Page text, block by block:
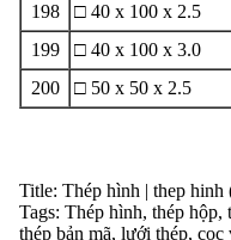
198
□ 40 x 100 x 2.5
199
□ 40 x 100 x 3.0
200
□ 50 x 50 x 2.5
Title: Thép hình | thep
Tags: Thép hình, thép hộp,
thép bản mã, lưới thép, cọc